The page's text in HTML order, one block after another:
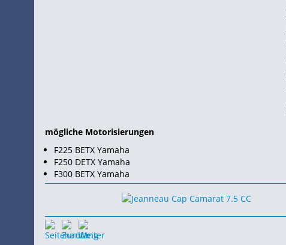
mögliche Motorisierungen
F225 BETX Yamaha
F250 DETX Yamaha
F300 BETX Yamaha